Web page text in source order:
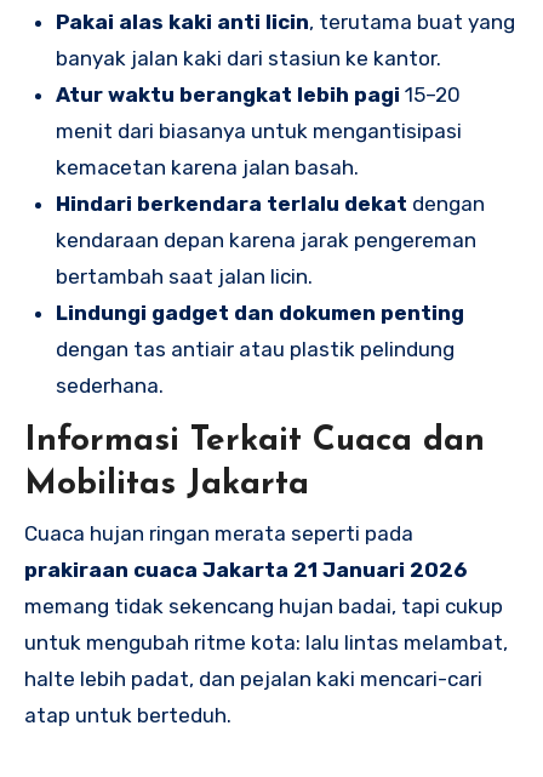
Pakai alas kaki anti licin, terutama buat yang
banyak jalan kaki dari stasiun ke kantor.
Atur waktu berangkat lebih pagi 15–20
menit dari biasanya untuk mengantisipasi
kemacetan karena jalan basah.
Hindari berkendara terlalu dekat dengan
kendaraan depan karena jarak pengereman
bertambah saat jalan licin.
Lindungi gadget dan dokumen penting
dengan tas antiair atau plastik pelindung
sederhana.
Informasi Terkait Cuaca dan
Mobilitas Jakarta
Cuaca hujan ringan merata seperti pada
prakiraan cuaca Jakarta 21 Januari 2026
memang tidak sekencang hujan badai, tapi cukup
untuk mengubah ritme kota: lalu lintas melambat,
halte lebih padat, dan pejalan kaki mencari-cari
atap untuk berteduh.